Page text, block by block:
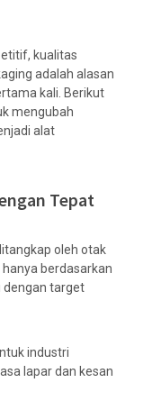
kualitas
adalah alasan
kali. Berikut
mengubah
alat
Tepat
oleh otak
berdasarkan
dengan target
industri
lapar dan kesan